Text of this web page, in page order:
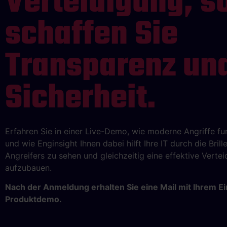
schaffen Sie
Transparenz
Sicherheit.
Erfahren Sie in einer Live-Demo, wie moderne Angriffe
und wie Enginsight Ihnen dabei hilft Ihre IT durch die
Angreifers zu sehen und gleichzeitig eine effektive
aufzubauen.
Nach der Anmeldung erhalten Sie eine Mail mit Ihrem
Produktdemo.